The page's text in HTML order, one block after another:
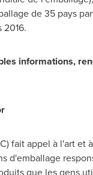
de 35 pays
2016.
informations,
fait appel à l'art et
d'emballage
que les gens